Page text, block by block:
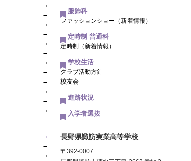
→
→
→
→
→
→
→
→
→
→
→
→
服飾科
ファッションショー（新着情報）
定時制 普通科
定時制（新着情報）
学校生活
クラブ活動方針
校友会
進路状況
入学者選抜
→
→
→
長野県諏訪実業高等学校
〒392-0007